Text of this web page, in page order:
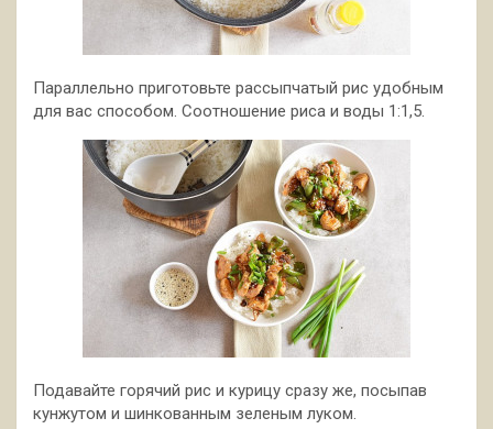
Параллельно приготовьте рассыпчатый рис удобным
для вас способом. Соотношение риса и воды 1:1,5.
Подавайте горячий рис и курицу сразу же, посыпав
кунжутом и шинкованным зеленым луком.